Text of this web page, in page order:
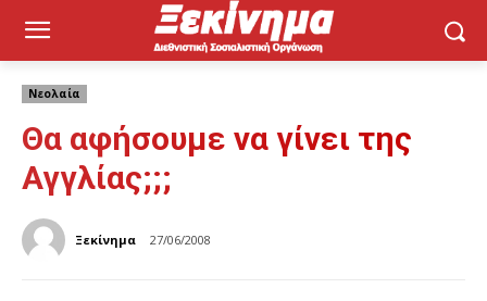
Νεολαία
Θα αφήσουμε να γίνει της
Αγγλίας;;;
Ξεκίνημα 27/06/2008